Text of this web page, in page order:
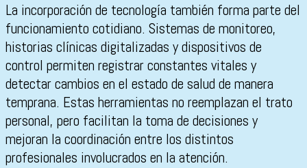
La incorporación de tecnología también forma parte del
funcionamiento cotidiano. Sistemas de monitoreo,
historias clínicas digitalizadas y dispositivos de
control permiten registrar constantes vitales y
detectar cambios en el estado de salud de manera
temprana. Estas herramientas no reemplazan el trato
personal, pero facilitan la toma de decisiones y
mejoran la coordinación entre los distintos
profesionales involucrados en la atención.